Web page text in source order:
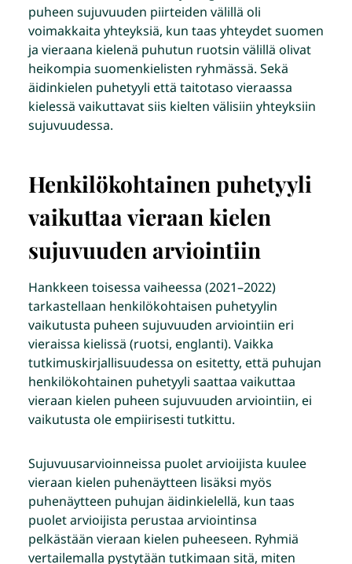
puheen sujuvuuden piirteiden välillä oli
voimakkaita yhteyksiä, kun taas yhteydet suomen
ja vieraana kielenä puhutun ruotsin välillä olivat
heikompia suomenkielisten ryhmässä. Sekä
äidinkielen puhetyyli että taitotaso vieraassa
kielessä vaikuttavat siis kielten välisiin yhteyksiin
sujuvuudessa.
Henkilökohtainen puhetyyli
vaikuttaa vieraan kielen
sujuvuuden arviointiin
Hankkeen toisessa vaiheessa (2021–2022)
tarkastellaan henkilökohtaisen puhetyylin
vaikutusta puheen sujuvuuden arviointiin eri
vieraissa kielissä (ruotsi, englanti). Vaikka
tutkimuskirjallisuudessa on esitetty, että puhujan
henkilökohtainen puhetyyli saattaa vaikuttaa
vieraan kielen puheen sujuvuuden arviointiin, ei
vaikutusta ole empiirisesti tutkittu.
Sujuvuusarvioinneissa puolet arvioijista kuulee
vieraan kielen puhenäytteen lisäksi myös
puhenäytteen puhujan äidinkielellä, kun taas
puolet arvioijista perustaa arviointinsa
pelkästään vieraan kielen puheeseen. Ryhmiä
vertailemalla pystytään tutkimaan sitä, miten